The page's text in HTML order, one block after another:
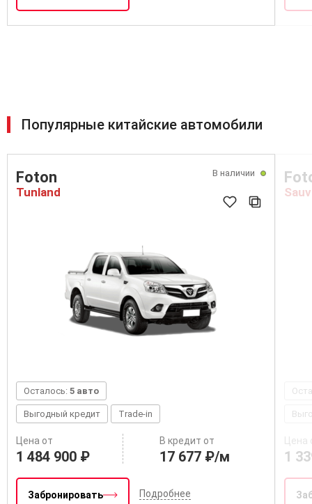
Популярные китайские автомобили
В наличии
Foton
Tunland
Осталось: 5 авто
Выгодный кредит Trade-in
Цена от
1 484 900 ₽
В кредит от
17 677 ₽/м
Забронировать Подробнее
Цена
1